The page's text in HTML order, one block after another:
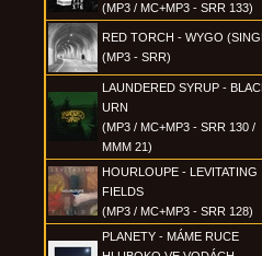
(MP3 / MC+MP3 - SRR 133)
RED TORCH - WYGO
(MP3 - SRR)
LAUNDERED SYRUP -
URN
(MP3 / MC+MP3 - SRR 130 /
MMM 21)
HOURLOUPE - LEVITATING
FIELDS
(MP3 / MC+MP3 - SRR 128)
PLANETY - MÁME RUCE